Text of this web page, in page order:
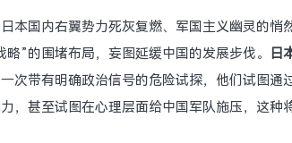
本国内右翼势力死灰复燃、军国主义幽灵的悄
”的围堵布局，妄图延缓中国的发展步伐。
日
次带有明确政治信号的危险试探，他们试图通
，甚至试图在心理层面给中国军队施压，这种